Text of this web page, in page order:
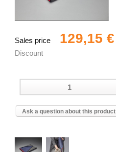
Sales price 129,15 €
Discount
Ask a question about this product